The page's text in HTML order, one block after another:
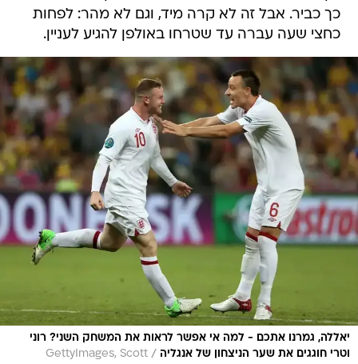
כך כביר. אבל זה לא קרה מיד, וגם לא מהר: לפחות
כחצי שעה עברה עד שטרחו באולפן להגיע לעניין.
יאללה, גמרנו אתכם - למה אי אפשר לראות את המשחק השני? רוני
וטרי חוגגים את שער הניצחון של אנגליה /
GettyImages, Scott